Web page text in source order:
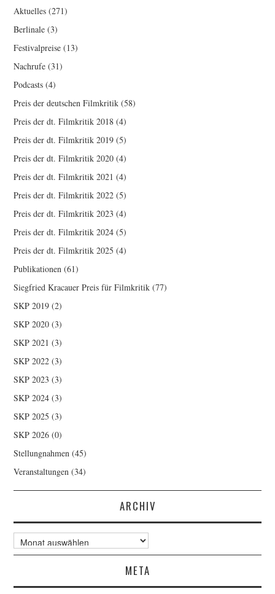
Aktuelles (271)
Berlinale (3)
Festivalpreise (13)
Nachrufe (31)
Podcasts (4)
Preis der deutschen Filmkritik (58)
Preis der dt. Filmkritik 2018 (4)
Preis der dt. Filmkritik 2019 (5)
Preis der dt. Filmkritik 2020 (4)
Preis der dt. Filmkritik 2021 (4)
Preis der dt. Filmkritik 2022 (5)
Preis der dt. Filmkritik 2023 (4)
Preis der dt. Filmkritik 2024 (5)
Preis der dt. Filmkritik 2025 (4)
Publikationen (61)
Siegfried Kracauer Preis für Filmkritik (77)
SKP 2019 (2)
SKP 2020 (3)
SKP 2021 (3)
SKP 2022 (3)
SKP 2023 (3)
SKP 2024 (3)
SKP 2025 (3)
SKP 2026 (0)
Stellungnahmen (45)
Veranstaltungen (34)
ARCHIV
Archiv
META